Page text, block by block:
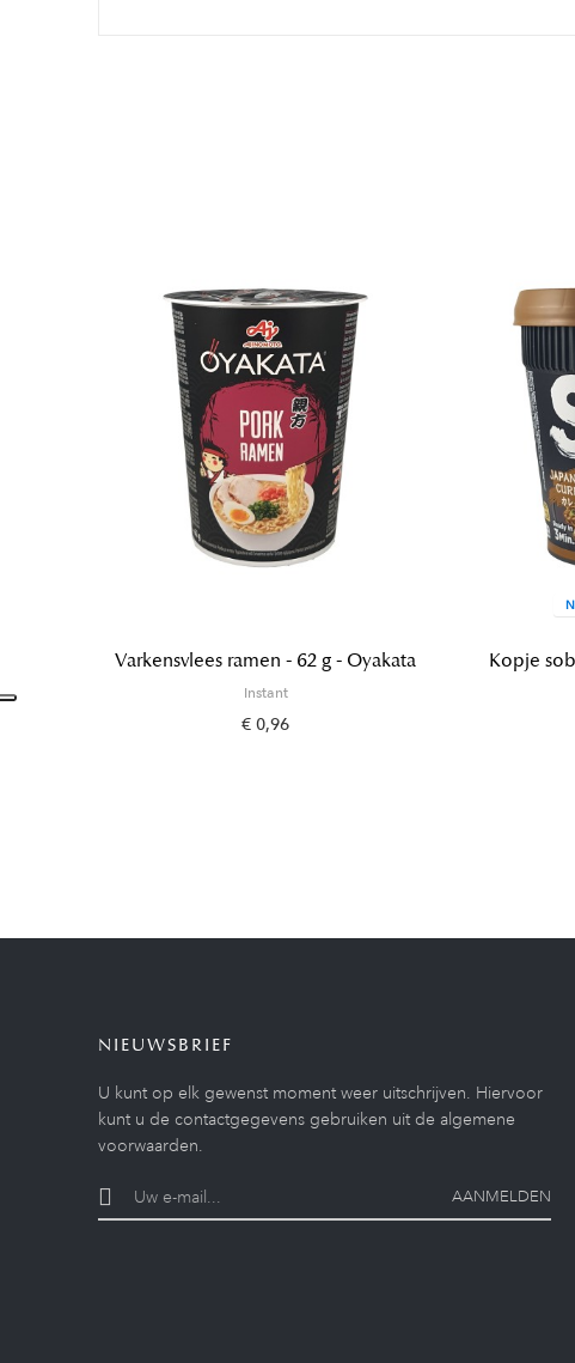
Varkensvlees ramen - 62 g - Oyakata
Instant
€ 0,96
Kopje
NIEUWSBRIEF
U kunt op elk gewenst moment weer uitschrijven. Hiervoor
kunt u de contactgegevens gebruiken uit de algemene
voorwaarden.
AANMELDEN